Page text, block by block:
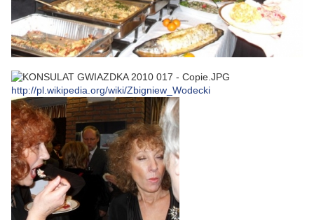
http://pl.wikipedia.org/wiki/Zbigniew_Wodecki